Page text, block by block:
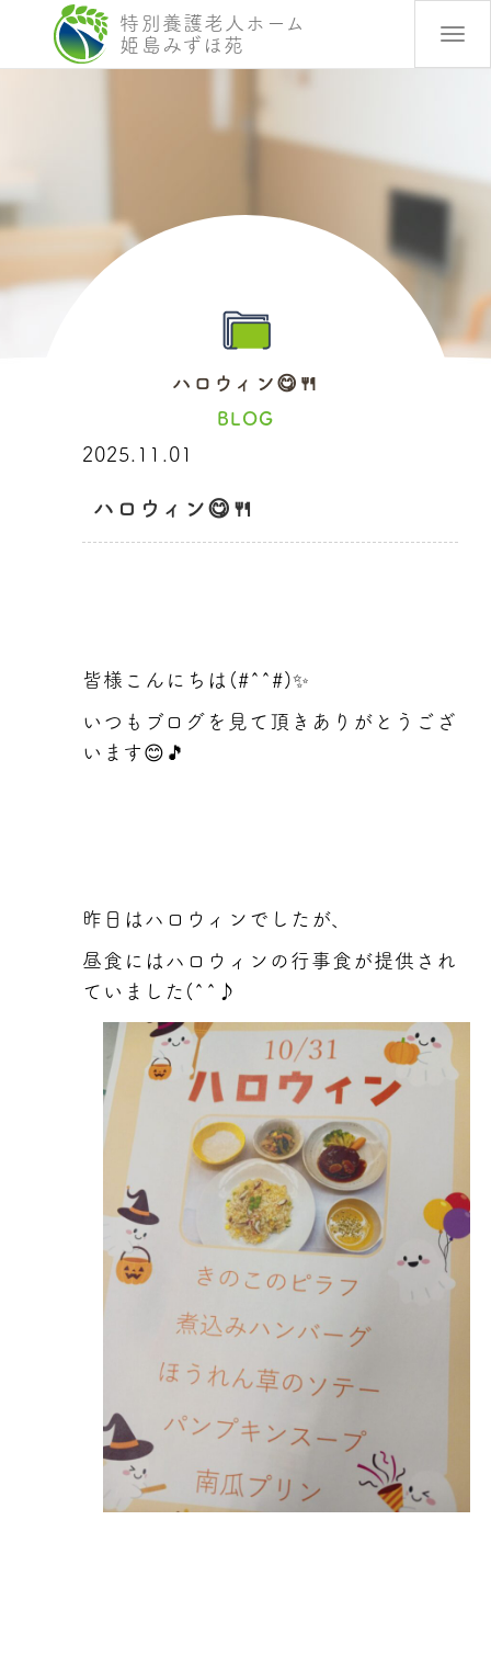
特別養護老人ホーム
姫島みずほ苑
ハロウィン😋🍴
BLOG
2025.11.01
ハロウィン😋🍴
皆様こんにちは(#^^#)✨
いつもブログを見て頂きありがとうござ
います😊🎵
昨日はハロウィンでしたが、
昼食にはハロウィンの行事食が提供され
ていました(^^♪